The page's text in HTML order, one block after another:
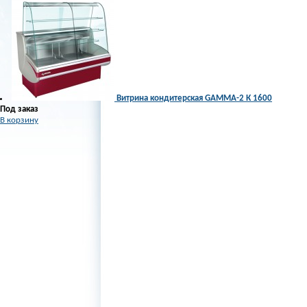
Витрина кондитерская GAMMA-2 К 1600
Под заказ
В корзину